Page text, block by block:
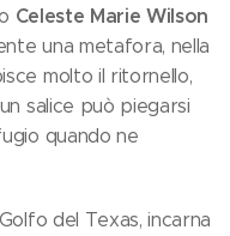
Celeste Marie Wilson
una metafora, nella
molto il ritornello,
salice può piegarsi
quando ne
del Texas, incarna